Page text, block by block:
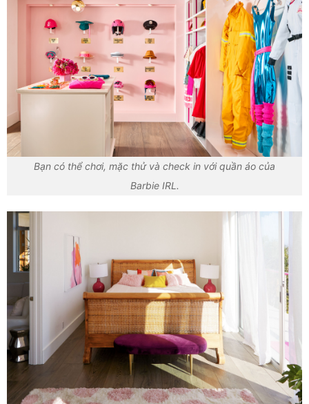
Bạn có thể chơi, mặc thử và check in với quần áo của
Barbie IRL.